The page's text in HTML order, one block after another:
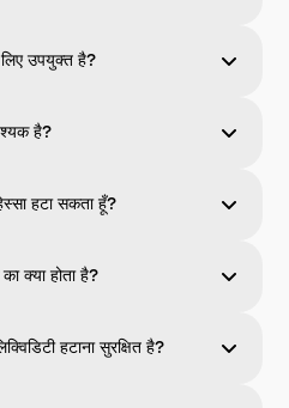
उपयुक्त है?
है?
हटा सकता हूँ?
क्या होता है?
हटाना सुरक्षित है?